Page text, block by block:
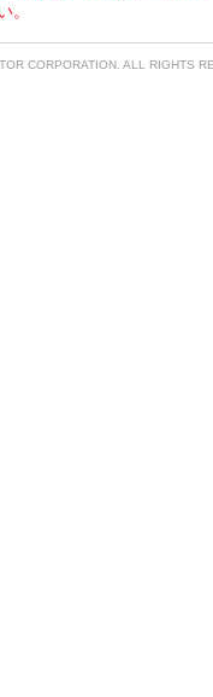
。
CORPORATION. ALL RIGHTS